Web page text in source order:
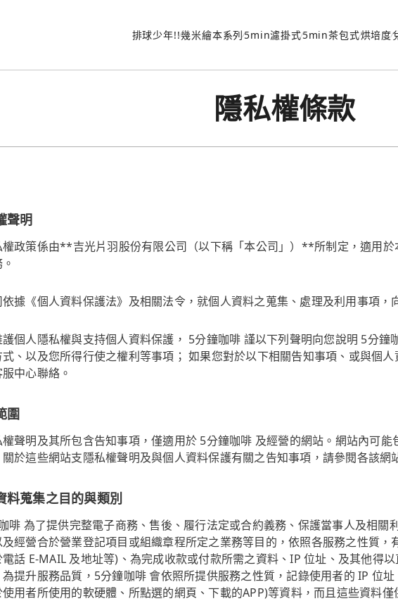
排球少年!!幾米繪本系列5min濾掛式5min茶包式烘培度
隱私權條款
聲明
政策係由**吉光片羽股份有限公司（以下稱「本公司」）**所制定，適用
據《個人資料保護法》及相關法令，就個人資料之蒐集、處理及利用事項，
個人隱私權與支持個人資料保護， 5分鐘咖啡 謹以下列聲明向您說明 5分鐘
式、以及您所得行使之權利等事項； 如果您對於以下相關告知事項、或與個
中心聯絡。
圍
權聲明及其所包含告知事項，僅適用於 5分鐘咖啡 及經營的網站。網站內可
於這些網站支隱私權聲明及與個人資料保護有關之告知事項，請參閱各該網
料蒐集之目的與類別
啡 為了提供完整電子商務、售後、履行法定或合約義務、保護當事人及相關
經營合於營業登記項目或組織章程所定之業務等目的，依照各服務之性質，
話 E-MAIL 及地址等)、為完成收款或付款所需之資料、IP 位址、及其他得
為提升服務品質，5分鐘咖啡 會依照所提供服務之性質，記錄使用者的 IP 位
用者所使用的軟硬體、所點選的網頁、下載的APP)等資料，而且這些資料